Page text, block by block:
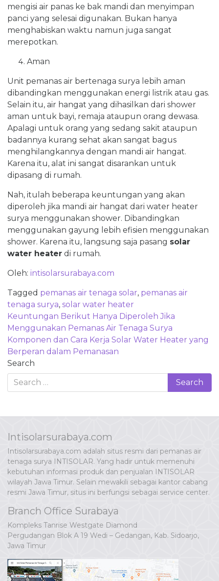
mengisi air panas ke bak mandi dan menyimpan
panci yang selesai digunakan. Bukan hanya
menghabiskan waktu namun juga sangat
merepotkan.
Aman
Unit pemanas air bertenaga surya lebih aman
dibandingkan menggunakan energi listrik atau gas.
Selain itu, air hangat yang dihasilkan dari shower
aman untuk bayi, remaja ataupun orang dewasa.
Apalagi untuk orang yang sedang sakit ataupun
badannya kurang sehat akan sangat bagus
menghilangkannya dengan mandi air hangat.
Karena itu, alat ini sangat disarankan untuk
dipasang di rumah.
Nah, itulah beberapa keuntungan yang akan
diperoleh jika mandi air hangat dari water heater
surya menggunakan shower. Dibandingkan
menggunakan gayung lebih efisien menggunakan
shower. Karena itu, langsung saja pasang solar
water heater di rumah.
Oleh: intisolarsurabaya.com
Tagged pemanas air tenaga solar, pemanas air
tenaga surya, solar water heater
Post
navigation
Keuntungan Berikut Hanya Diperoleh Jika
Menggunakan Pemanas Air Tenaga Surya
Komponen dan Cara Kerja Solar Water Heater yang
Berperan dalam Pemanasan
Search
Intisolarsurabaya.com
Intisolarsurabaya.com adalah situs resmi dari pemanas air
tenaga surya INTISOLAR. Yang hadir untuk memenuhi
kebutuhan informasi produk dan penjualan INTISOLAR
wilayah Jawa Timur. Selain mewakili sebagai kantor cabang
resmi Jawa Timur, situs ini berfungsi sebagai service center.
Branch Office Surabaya
Kompleks Tanrise Westgate Diamond
Pergudangan Blok A 19 Wedi – Gedangan, Kab. Sidoarjo,
Jawa Timur